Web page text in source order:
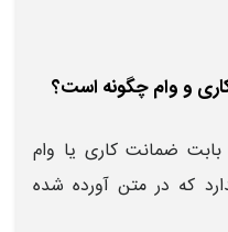
ضمانت کاری یا وام
که در متن آورده شده